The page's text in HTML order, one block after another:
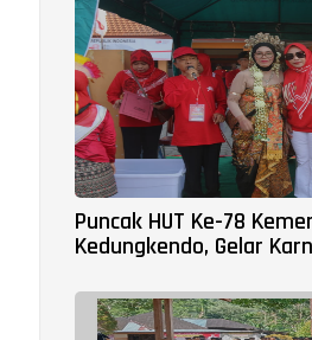
Puncak HUT Ke-78
Kedungkendo, Gelar